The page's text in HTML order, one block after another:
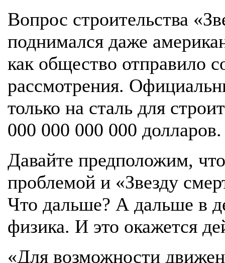
Вопрос строительства
поднимался даже
как общество отправило
рассмотрения.
только на сталь для
000 000 000 000 долларов.
Давайте предположим,
проблемой и «Звезду
Что дальше? А дальше в
физика. И это окажется
«Для возможности